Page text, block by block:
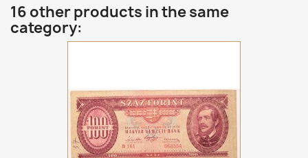
16 other products in the same
category: